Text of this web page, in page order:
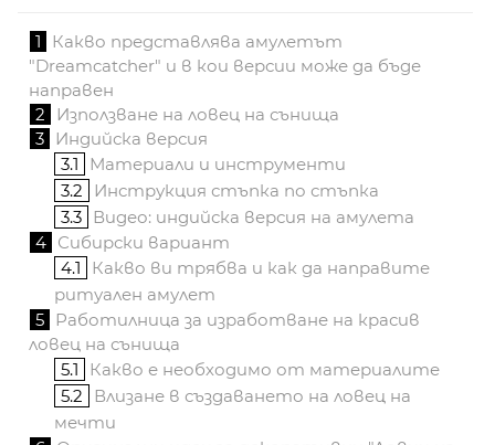
1
Какво представлява амулетът
"Dreamcatcher" и в кои версии може да бъде
направен
2
Използване на ловец на сънища
3 Индийска версия
3.1
Материали и инструменти
3.2
Инструкция стъпка по стъпка
3.3 Видео: индийска версия на амулета
4 Сибирски вариант
4.1
Какво ви трябва и как да направите
ритуален амулет
5 Работилница за изработване на красив
ловец на сънища
5.1
Какво е необходимо от материалите
5.2
Влизане в създаването на ловец на
мечти